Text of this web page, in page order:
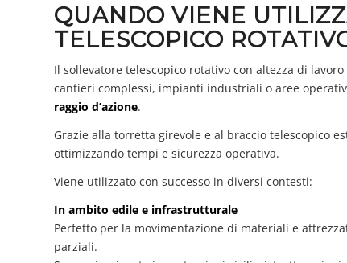
QUANDO VIENE
TELESCOPICO
Il sollevatore telescopico rotativo con altezza di
cantieri complessi, impianti industriali o aree
raggio d’azione.
Grazie alla torretta girevole e al braccio telescopico
ottimizzando tempi e sicurezza operativa.
Viene utilizzato con successo in diversi contesti:
In ambito edile e infrastrutturale
Perfetto per la movimentazione di materiali e
parziali.